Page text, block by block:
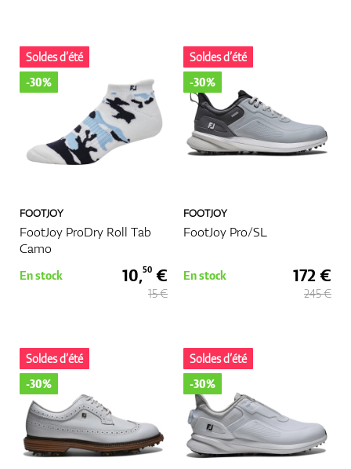
FOOTJOY
FootJoy ProDry Roll Tab
Camo
Soldes d’été
-30%
En stock 10,50 €
15 €
FOOTJOY
FootJoy Pro/SL
Soldes d’été
-30%
En stock 172 €
245 €
Soldes d’été
-30%
Soldes d’été
-30%